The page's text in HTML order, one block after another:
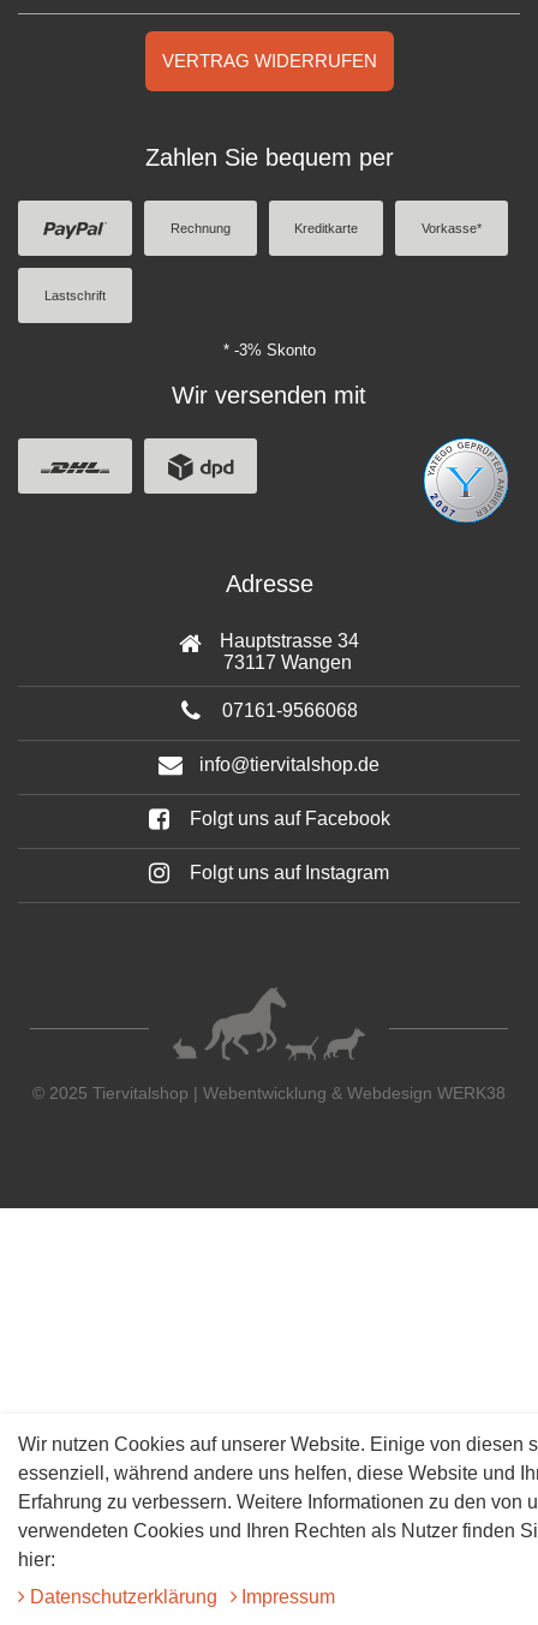
VERTRAG WIDERRUFEN
Zahlen Sie bequem per
Rechnung Kreditkarte Vorkasse*
Lastschrift
* -3% Skonto
Wir versenden mit
Adresse
Hauptstrasse 34
73117 Wangen
07161-9566068
info@tiervitalshop.de
Folgt uns auf Facebook
Folgt uns auf Instagram
© 2025 Tiervitalshop | Webentwicklung & Webdesign WERK38
Wir nutzen Cookies auf unserer Website. Einige von diesen
essenziell, während andere uns helfen, diese Website und
Erfahrung zu verbessern. Weitere Informationen zu den von
verwendeten Cookies und Ihren Rechten als Nutzer finden
hier:
Daten­schutz­erklärung
Impressum